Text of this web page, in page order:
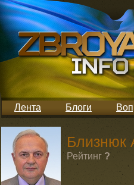
Лента Блоги
Близнюк
Рейтинг ?